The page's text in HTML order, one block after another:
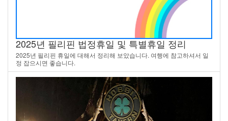
2025년 필리핀 법정휴일 및 특별휴일 정리
2025년 필리핀 휴일에 대해서 정리해 보았습니다. 여행에 참고하셔서 일
정 잡으시면 좋습니다.